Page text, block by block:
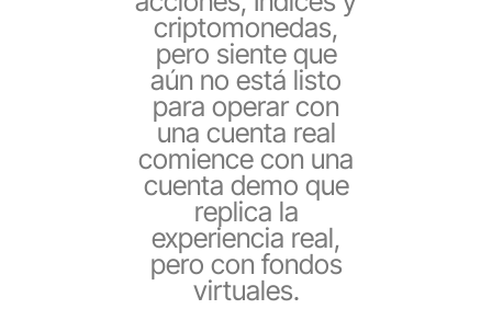
criptomonedas,
pero siente que
aún no está listo
para operar con
una cuenta real
comience con una
cuenta demo que
replica la
experiencia real,
pero con fondos
virtuales.